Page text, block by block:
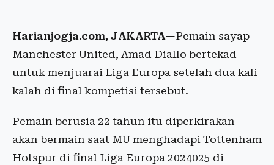
Harianjogja.com, JAKARTA—Pemain sayap
Manchester United, Amad Diallo bertekad
untuk menjuarai Liga Europa setelah dua kali
kalah di final kompetisi tersebut.
Pemain berusia 22 tahun itu diperkirakan
akan bermain saat MU menghadapi Tottenham
Hotspur di final Liga Europa 2024025 di